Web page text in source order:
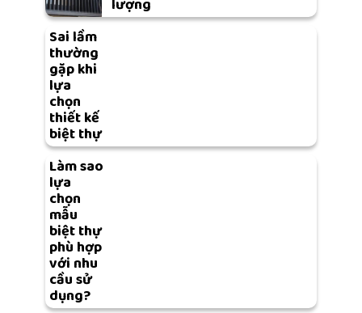
lượng
Sai lầm
thường
gặp khi
lựa
chọn
thiết kế
biệt thự
Làm sao
lựa
chọn
mẫu
biệt thự
phù hợp
với nhu
cầu sử
dụng?